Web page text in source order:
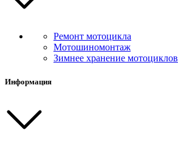
Ремонт мотоцикла
Мотошиномонтаж
Зимнее хранение мотоциклов
Информация